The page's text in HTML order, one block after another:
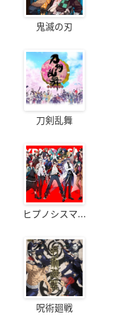
鬼滅の刃
刀剣乱舞
ヒプノシスマ...
呪術廻戦